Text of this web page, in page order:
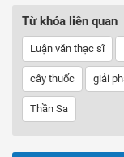
Từ khóa liên quan
Luận văn thạc sĩ
cây thuốc giải
Thần Sa